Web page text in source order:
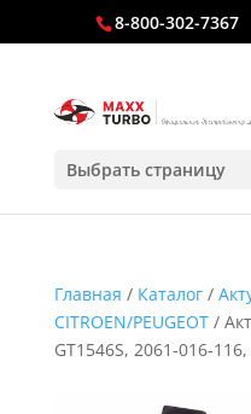
8-800-302-7367
Выбрать страницу
Главная / Каталог/
CITROEN/PEUGEOT/
GT1546S, 2061-016-